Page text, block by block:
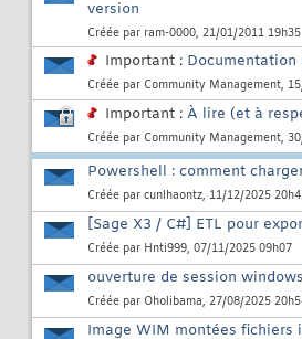
version
Créée par ram-0000, 21/01/2011 19h35
Important : Documentation
Créée par Community Management,
Important : À lire (et à
Créée par Community Management,
Powershell : comment
Créée par cunlhaontz, 11/12/2025
[Sage X3 / C#] ETL pour
Créée par Hnti999, 07/11/2025 09h07
ouverture de session
Créée par Oholibama, 27/08/2025
Image WIM montées